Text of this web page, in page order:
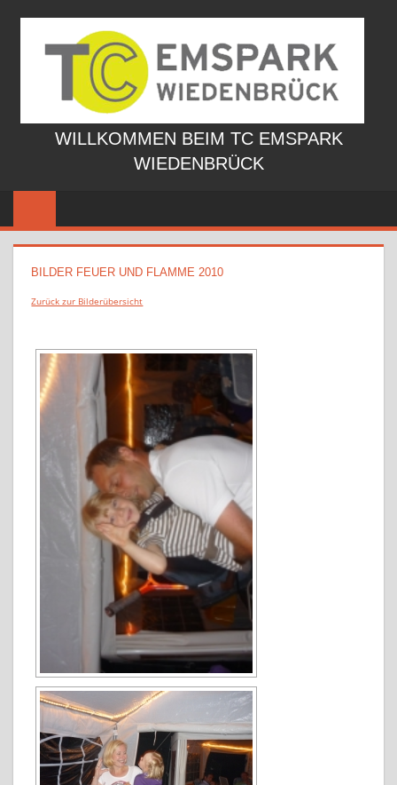
springen
WILLKOMMEN BEIM TC EMSPARK
WIEDENBRÜCK
BILDER FEUER UND FLAMME 2010
Zurück zur Bilderübersicht